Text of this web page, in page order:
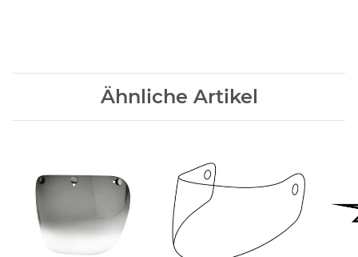
Ähnliche Artikel